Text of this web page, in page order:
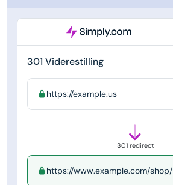
301 Viderestilling
https://example.us
301 redirect
https://www.example.com/shop/